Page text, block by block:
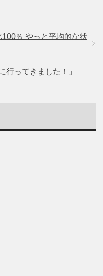
％ やっと平均的な状
行ってきました！ 」